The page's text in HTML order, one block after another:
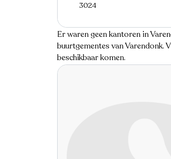
3024
Er waren geen kantoren in
buurtgementes van Varendonk.
beschikbaar komen.